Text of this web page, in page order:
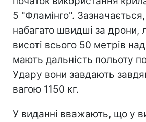
5 "Фламінго".
набагато швидші за дрони,
висоті всього 50 метрів
мають дальність польоту
Удару вони завдають
вагою 1150 кг.
У виданні вважають, що у